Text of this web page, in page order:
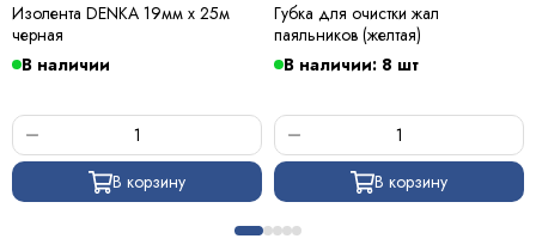
Изолента DENKA 19мм х 25м
черная
В наличии
В корзину
Губка для очистки жал
паяльников (желтая)
В наличии: 8 шт
В корзину